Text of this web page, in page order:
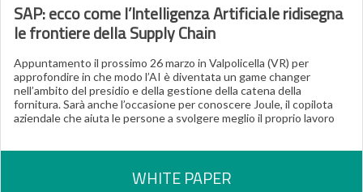
SAP: ecco come l’Intelligenza Artificiale ridisegna
le frontiere della Supply Chain
Appuntamento il prossimo 26 marzo in Valpolicella (VR) per
approfondire in che modo l’AI è diventata un game changer
nell’ambito del presidio e della gestione della catena della
fornitura. Sarà anche l’occasione per conoscere Joule, il copilota
aziendale che aiuta le persone a svolgere meglio il proprio lavoro
WHITE PAPER